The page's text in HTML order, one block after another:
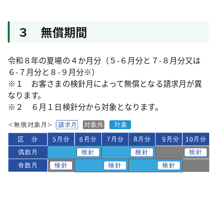
３ 無償期間
令和８年の夏場の４か月分（５-６月分と７-８月分又は
６-７月分と８-９月分※）
※１ お客さまの検針月によって無償となる請求月が異
なります。
※２ ６月１日検針分から対象となります。